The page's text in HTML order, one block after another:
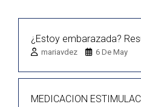
¿Estoy embarazada?
mariavdez 6 De May
MEDICACION